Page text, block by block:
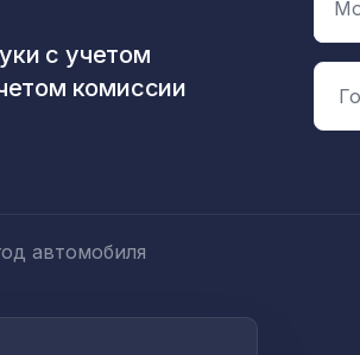
с учетом
комиссии
автомобиля